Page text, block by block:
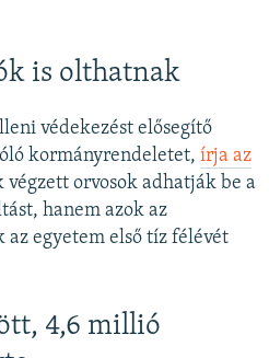
is olthatnak
védekezést elősegítő
kormányrendeletet, írja az
végzett orvosok adhatják be a
hanem azok az
egyetem első tíz félévét
4,6 millió